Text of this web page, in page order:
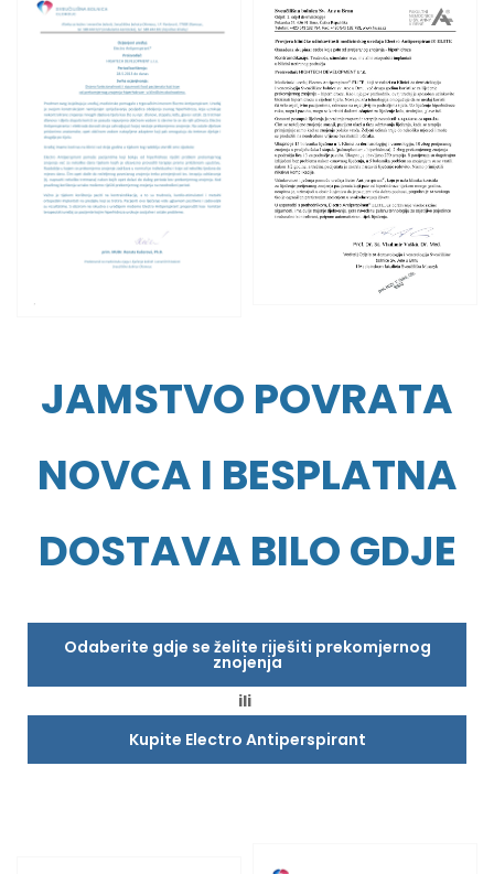
JAMSTVO POVRATA
NOVCA I BESPLATNA
DOSTAVA BILO GDJE
Odaberite gdje se želite riješiti prekomjernog
znojenja
ili
Kupite Electro Antiperspirant